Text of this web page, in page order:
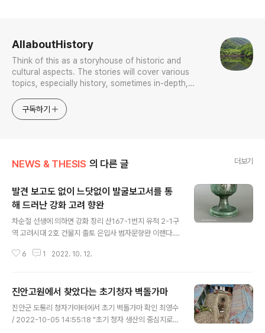
AllaboutHistory
Think of this as a storyhouse of historic and
cultural aspects. The stories will cover various
topics, especially history, sometimes in-depth,
approach will be to resist any common sense or
generalized viewpoint
구독하기
NEWS & THESIS 의 다른 글 더보기
발견 보고도 없이 느닷없이 발굴보고서를 통
해 드러난 강화 고려 향완
차순철 선생에 의하면 강화 창리 산167-1번지 유적 2-1구
역 고려시대 2호 건물지 출토 은입사 범자문향완 이랜다.
구원, 2022, 《강화 창리 산167-1번지 유적-강화 창리(산
화재청 역시 보도자료를 배포한 적도 없으며, 해당 지자체
도 그런 적 없다. 물론 내 기억 착오일 수 있지만, 저 정도 발
견은 당연히 언론을 통해 국민한테 보고해야 했으니, 그럼
6 1 2022. 10. 12.
진안고원에서 찾았다는 초기청자 벽돌가마
진안군 도통리 청자가마터에서 초기 벽돌가마 확인 최영수
/ 2022-10-05 14:55:18 "초기 청자 생산의 중심지로